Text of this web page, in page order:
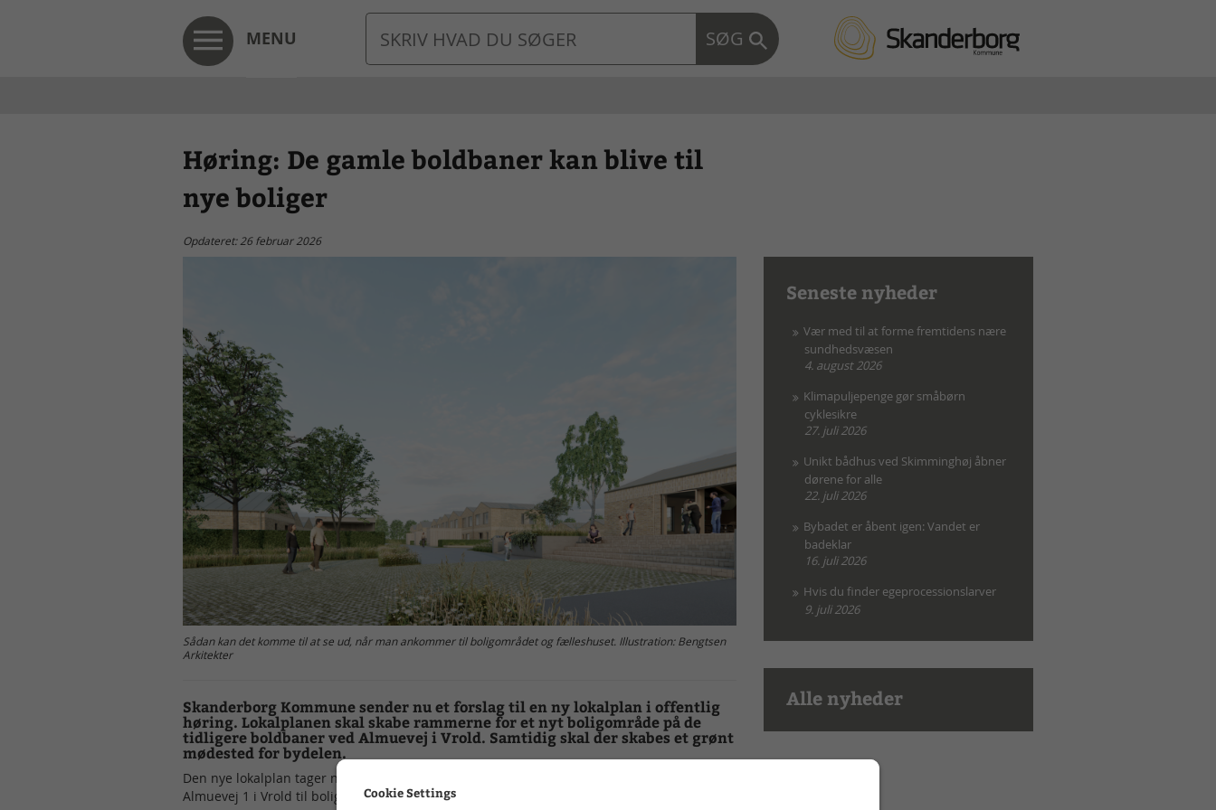
MENU SØG
Høring: De gamle boldbaner kan blive til
nye boliger
Opdateret: 26 februar 2026
Sådan kan det komme til at se ud, når man ankommer til boligområdet og fælleshuset. Illustration: Bengtsen
Arkitekter
Skanderborg Kommune sender nu et forslag til en ny lokalplan i offentlig
høring. Lokalplanen skal skabe rammerne for et nyt boligområde på de
tidligere boldbaner ved Almuevej i Vrold. Samtidig skal der skabes et grønt
mødested for bydelen.
Den nye lokalplan tager næste skridt til at omdanne området ved det gamle klubhus på
Almuevej 1 i Vrold til boligområde.
Seneste nyheder
Vær med til at forme fremtidens nære
sundhedsvæsen
4. august 2026
Klimapuljepenge gør småbørn
cyklesikre
27. juli 2026
Unikt bådhus ved Skimminghøj åbner
dørene for alle
22. juli 2026
Bybadet er åbent igen: Vandet er
badeklar
16. juli 2026
Hvis du finder egeprocessionslarver
9. juli 2026
Alle nyheder
Cookie Settings